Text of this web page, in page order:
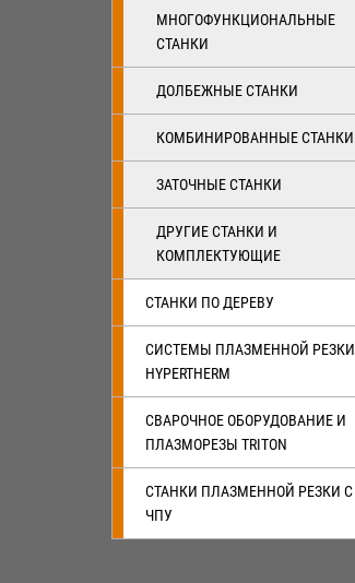
МНОГОФУНКЦИОНАЛЬНЫЕ
СТАНКИ
ДОЛБЕЖНЫЕ СТАНКИ
КОМБИНИРОВАННЫЕ СТАНКИ
ЗАТОЧНЫЕ СТАНКИ
ДРУГИЕ СТАНКИ И
КОМПЛЕКТУЮЩИЕ
СТАНКИ ПО ДЕРЕВУ
СИСТЕМЫ ПЛАЗМЕННОЙ РЕЗКИ
HYPERTHERM
СВАРОЧНОЕ ОБОРУДОВАНИЕ И
ПЛАЗМОРЕЗЫ TRITON
СТАНКИ ПЛАЗМЕННОЙ РЕЗКИ С
ЧПУ